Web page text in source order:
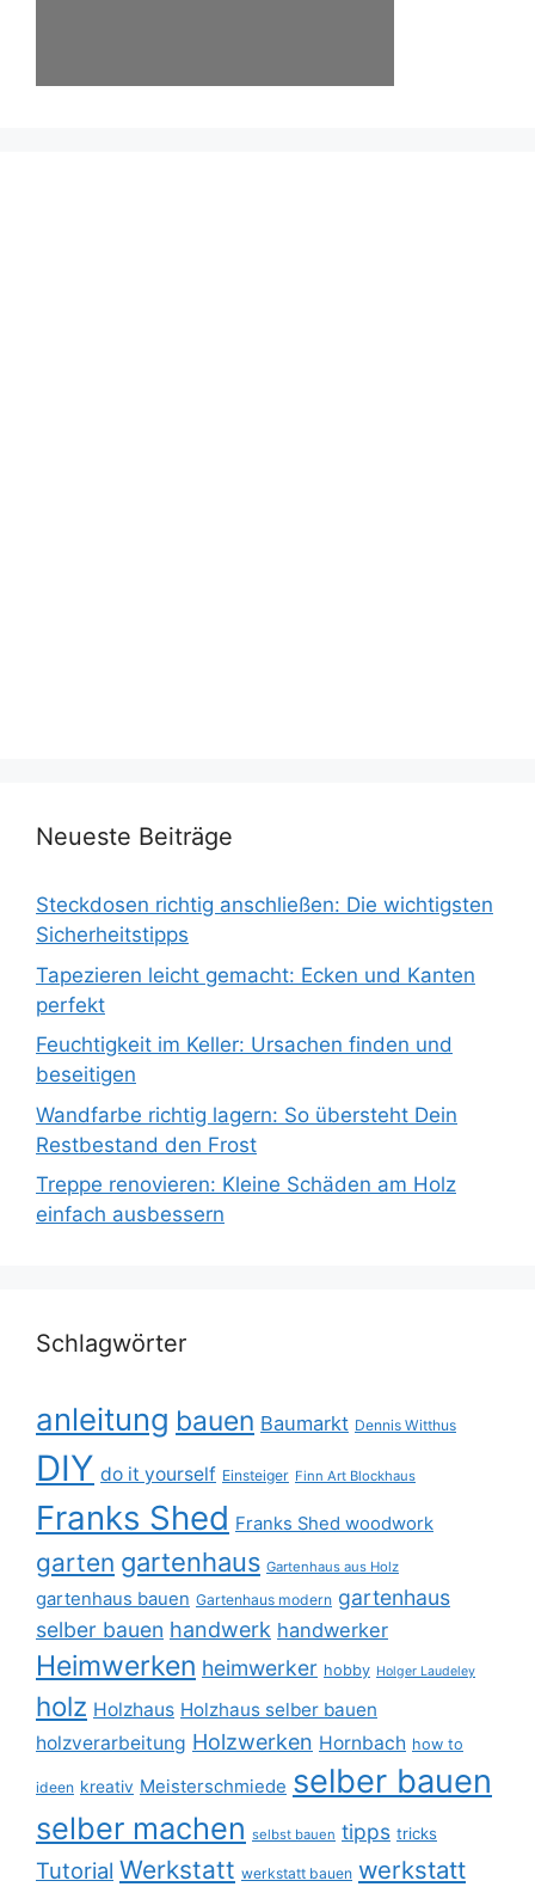
Neueste Beiträge
Steckdosen richtig anschließen: Die wichtigsten
Sicherheitstipps
Tapezieren leicht gemacht: Ecken und Kanten
perfekt
Feuchtigkeit im Keller: Ursachen finden und
beseitigen
Wandfarbe richtig lagern: So übersteht Dein
Restbestand den Frost
Treppe renovieren: Kleine Schäden am Holz
einfach ausbessern
Schlagwörter
anleitung bauen Baumarkt Dennis Witthus
DIY do it yourself Einsteiger Finn Art Blockhaus
Franks Shed Franks Shed woodwork
garten gartenhaus Gartenhaus aus Holz
gartenhaus bauen Gartenhaus modern gartenhaus
selber bauen handwerk handwerker
Heimwerken heimwerker hobby Holger Laudeley
holz Holzhaus Holzhaus selber bauen
holzverarbeitung Holzwerken Hornbach how to
ideen kreativ Meisterschmiede selber bauen
selber machen selbst bauen tipps tricks
Tutorial Werkstatt werkstatt bauen werkstatt